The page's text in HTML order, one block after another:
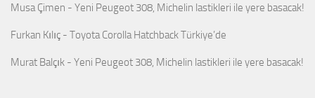
Musa Çimen - Yeni Peugeot 308, Michelin lastikleri ile yere basacak!
Furkan Kılıç - Toyota Corolla Hatchback Türkiye’de
Murat Balçık - Yeni Peugeot 308, Michelin lastikleri ile yere basacak!